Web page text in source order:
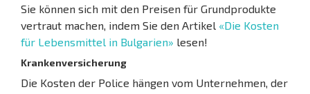
Sie können sich mit den Preisen für Grundprodukte
vertraut machen, indem Sie den Artikel «Die Kosten
für Lebensmittel in Bulgarien» lesen!
Krankenversicherung
Die Kosten der Police hängen vom Unternehmen, der